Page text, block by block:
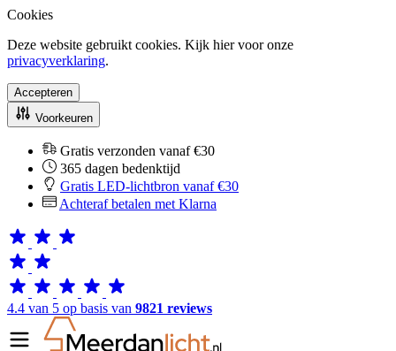
Cookies
Deze website gebruikt cookies. Kijk hier voor onze
privacyverklaring.
Accepteren
Voorkeuren
Gratis verzonden vanaf €30
365 dagen bedenktijd
Gratis LED-lichtbron vanaf €30
Achteraf betalen met Klarna
4.4 van 5 op basis van 9821 reviews